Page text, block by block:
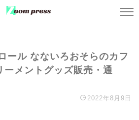
ール なないろおそらのカフ
ーメントグッズ販売・通
2022年8月9日